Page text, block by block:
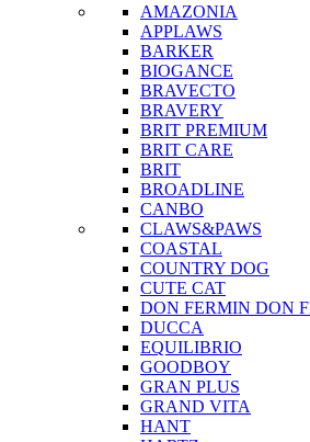
AMAZONIA
APPLAWS
BARKER
BIOGANCE
BRAVECTO
BRAVERY
BRIT PREMIUM
BRIT CARE
BRIT
BROADLINE
CANBO
CLAWS&PAWS
COASTAL
COUNTRY DOG
CUTE CAT
DON FERMIN DON
DUCCA
EQUILIBRIO
GOODBOY
GRAN PLUS
GRAND VITA
HANT